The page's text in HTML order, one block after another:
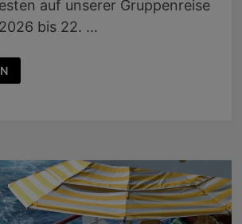
auf unserer Gruppenreise
bis 22. …